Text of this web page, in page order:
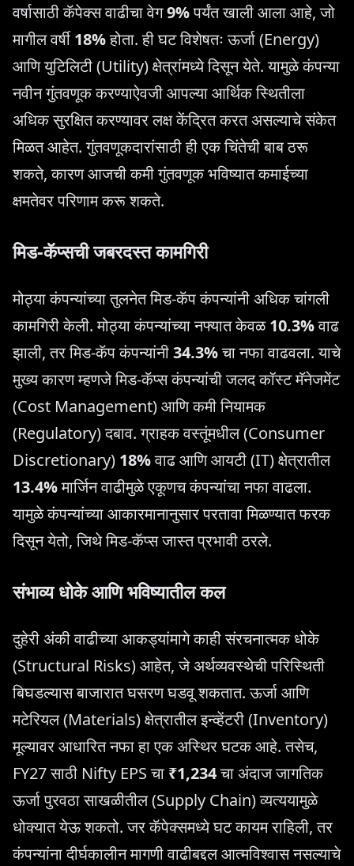
वर्षासाठी कॅपेक्स वाढीचा वेग9%पर्यंत खाली आला आहे, जो
मागील वर्षी18%होता. ही घट विशेषतः ऊर्जा (Energy)
आणि युटिलिटी (Utility) क्षेत्रांमध्ये दिसून येते. यामुळे कंपन्या
नवीन गुंतवणूक करण्याऐवजी आपल्या आर्थिक स्थितीला
अधिक सुरक्षित करण्यावर लक्ष केंद्रित करत असल्याचे संकेत
मिळत आहेत. गुंतवणूकदारांसाठी ही एक चिंतेची बाब ठरू
शकते, कारण आजची कमी गुंतवणूक भविष्यात कमाईच्या
क्षमतेवर परिणाम करू शकते.
मिड-कॅप्सची जबरदस्त कामगिरी
मोठ्या कंपन्यांच्या तुलनेत मिड-कॅप कंपन्यांनी अधिक चांगली
कामगिरी केली. मोठ्या कंपन्यांच्या नफ्यात केवळ10.3%वाढ
झाली, तर मिड-कॅप कंपन्यांनी34.3%चा नफा वाढवला. याचे
मुख्य कारण म्हणजे मिड-कॅप्स कंपन्यांची जलद कॉस्ट मॅनेजमेंट
(Cost Management) आणि कमी नियामक
(Regulatory) दबाव. ग्राहक वस्तूंमधील (Consumer
Discretionary) 18%वाढ आणि आयटी (IT) क्षेत्रातील
13.4%मार्जिन वाढीमुळे एकूणच कंपन्यांचा नफा वाढला.
यामुळे कंपन्यांच्या आकारमानानुसार परतावा मिळण्यात फरक
दिसून येतो, जिथे मिड-कॅप्स जास्त प्रभावी ठरले.
संभाव्य धोके आणि भविष्यातील कल
दुहेरी अंकी वाढीच्या आकड्यांमागे काही संरचनात्मक धोके
(Structural Risks) आहेत, जे अर्थव्यवस्थेची परिस्थिती
बिघडल्यास बाजारात घसरण घडवू शकतात. ऊर्जा आणि
मटेरियल (Materials) क्षेत्रातील इन्व्हेंटरी (Inventory)
मूल्यावर आधारित नफा हा एक अस्थिर घटक आहे. तसेच,
FY27 साठी Nifty EPS चा ₹1,234चा अंदाज जागतिक
ऊर्जा पुरवठा साखळीतील (Supply Chain) व्यत्ययामुळे
धोक्यात येऊ शकतो. जर कॅपेक्समध्ये घट कायम राहिली, तर
कंपन्यांना दीर्घकालीन मागणी वाढीबद्दल आत्मविश्वास नसल्याचे